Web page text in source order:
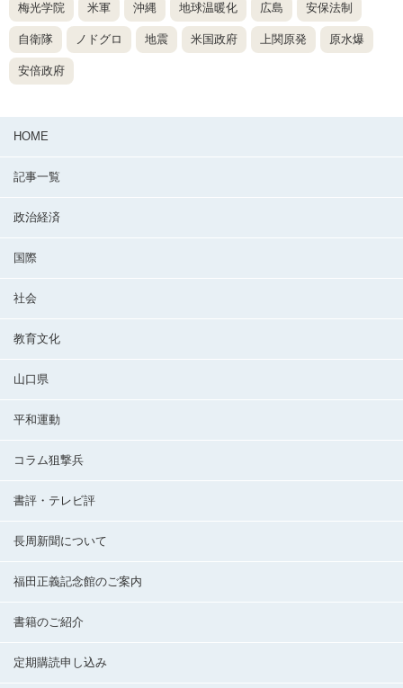
梅光学院 米軍 沖縄 地球温暖化 広島 安保法制
自衛隊 ノドグロ 地震 米国政府 上関原発 原水爆
安倍政府
HOME
記事一覧
政治経済
国際
社会
教育文化
山口県
平和運動
コラム狙撃兵
書評・テレビ評
長周新聞について
福田正義記念館のご案内
書籍のご紹介
定期購読申し込み